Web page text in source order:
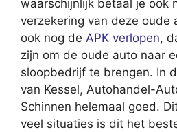
waarschijnlijk betaal je ook
verzekering van deze oude
ook nog de APK verlopen,
zijn om de oude auto naar
sloopbedrijf te brengen. In
van Kessel, Autohandel-
Schinnen helemaal goed.
veel situaties is dit het